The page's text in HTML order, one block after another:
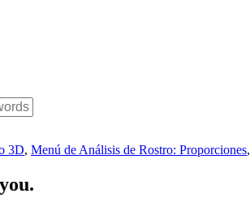
3D, Menú de Análisis de Rostro: Proporciones,